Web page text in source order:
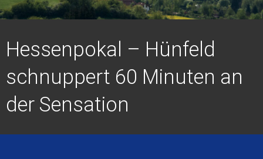
Hessenpokal – Hünfeld
schnuppert 60 Minuten an
der Sensation